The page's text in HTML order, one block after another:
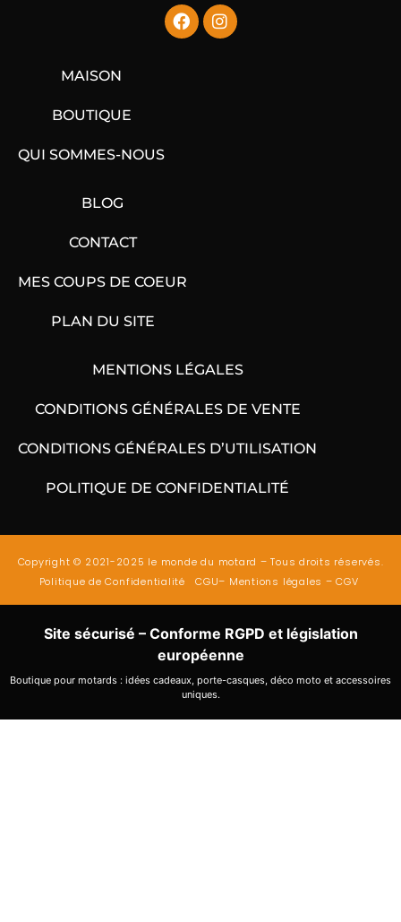
MAISON
BOUTIQUE
QUI SOMMES-NOUS
BLOG
CONTACT
MES COUPS DE COEUR
PLAN DU SITE
MENTIONS LÉGALES
CONDITIONS GÉNÉRALES DE VENTE
CONDITIONS GÉNÉRALES D’UTILISATION
POLITIQUE DE CONFIDENTIALITÉ
Copyright © 2021-2025 le monde du motard – Tous droits réservés.
Politique de Confidentialité
CGU– Mentions légales –CGV
Site sécurisé – Conforme RGPD et législation
européenne
Boutique pour motards : idées cadeaux, porte-casques, déco moto et accessoires
uniques.